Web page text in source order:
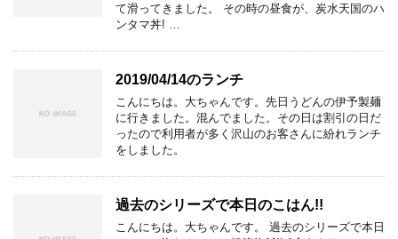
て滑ってきました。 その時の昼食が、炭水天国のハ
ンタマ丼! …
2019/04/14のランチ
こんにちは。大ちゃんです。先日うどんの伊予製麺
に行きました。混んでました。その日は割引の日だ
ったので利用者が多く沢山のお客さんに紛れランチ
をしました。
過去のシリーズで本日のこはん!!
こんにちは。大ちゃんです。 過去のシリーズで本日